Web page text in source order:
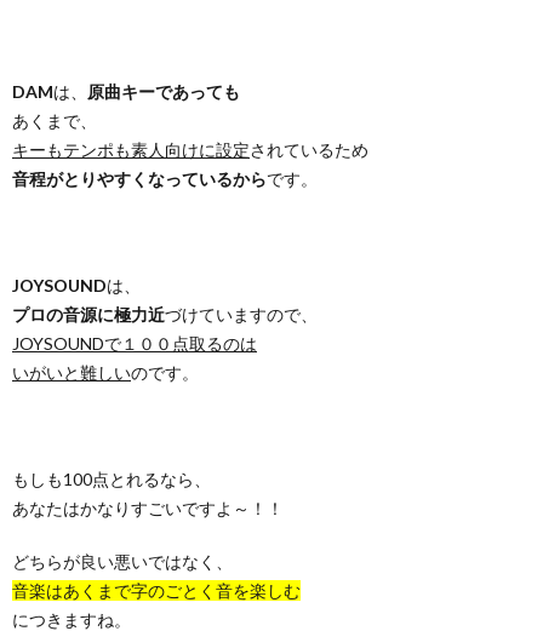
DAMは、 原曲キーであっても
あくまで、
キーもテンポも素人向けに設定されているため
音程がとりやすくなっているからです。
JOYSOUNDは、
プロの音源に極力近づけていますので、
JOYSOUNDで１００点取るのは
いがいと難しいのです。
もしも100点とれるなら、
あなたはかなりすごいですよ～！！
どちらが良い悪いではなく、
音楽はあくまで字のごとく音を楽しむ
につきますね。